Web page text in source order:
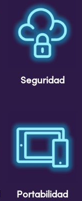
Seguridad
Portabilidad